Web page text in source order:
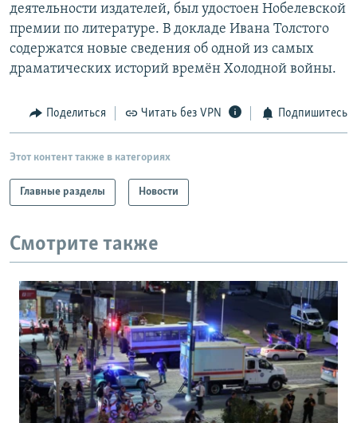
деятельности издателей, был удостоен Нобелевской
премии по литературе. В докладе Ивана Толстого
содержатся новые сведения об одной из самых
драматических историй времён Холодной войны.
Поделиться Читать без VPN Подпишитесь
Этот контент также в категориях
Главные разделы Новости
Смотрите также